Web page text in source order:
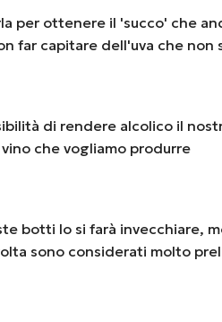
per ottenere il 'succo' che
far capitare dell'uva che non
di rendere alcolico il
che vogliamo produrre
botti lo si farà invecchiare,
sono considerati molto